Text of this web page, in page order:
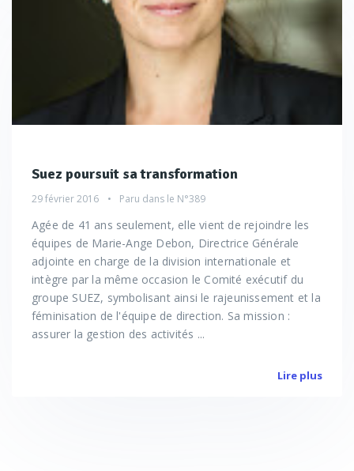
Suez poursuit sa transformation
29 février 2016 Paru dans le N°389
Agée de 41 ans seulement, elle vient de rejoindre les
équipes de Marie-Ange Debon, Directrice Générale
adjointe en charge de la division internationale et
intègre par la même occasion le Comité exécutif du
groupe SUEZ, symbolisant ainsi le rajeunissement et la
féminisation de l'équipe de direction. Sa mission :
assurer la gestion des activités ...
Lire plus